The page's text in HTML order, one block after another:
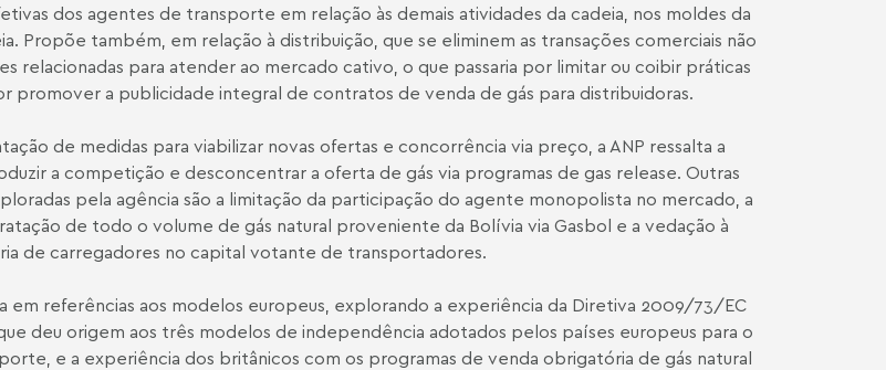
dos agentes de transporte em relação às demais atividades da cadeia, nos moldes da
Propõe também, em relação à distribuição, que se eliminem as transações comerciais não
relacionadas para atender ao mercado cativo, o que passaria por limitar ou coibir práticas
promover a publicidade integral de contratos de venda de gás para distribuidoras.
de medidas para viabilizar novas ofertas e concorrência via preço, a ANP ressalta a
a competição e desconcentrar a oferta de gás via programas de gas release. Outras
pela agência são a limitação da participação do agente monopolista no mercado, a
de todo o volume de gás natural proveniente da Bolívia via Gasbol e a vedação à
de carregadores no capital votante de transportadores.
em referências aos modelos europeus, explorando a experiência da Diretiva 2009/73/EC
deu origem aos três modelos de independência adotados pelos países europeus para o
e a experiência dos britânicos com os programas de venda obrigatória de gás natural